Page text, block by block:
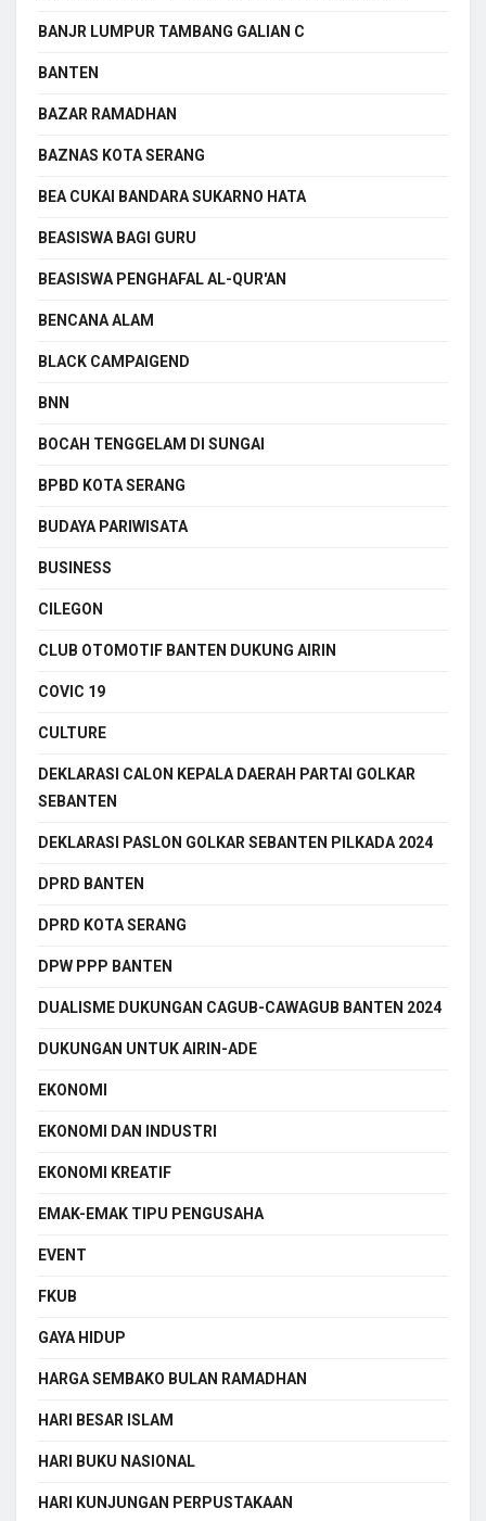
BANJR LUMPUR TAMBANG GALIAN C
BANTEN
BAZAR RAMADHAN
BAZNAS KOTA SERANG
BEA CUKAI BANDARA SUKARNO HATA
BEASISWA BAGI GURU
BEASISWA PENGHAFAL AL-QUR'AN
BENCANA ALAM
BLACK CAMPAIGEND
BNN
BOCAH TENGGELAM DI SUNGAI
BPBD KOTA SERANG
BUDAYA PARIWISATA
BUSINESS
CILEGON
CLUB OTOMOTIF BANTEN DUKUNG AIRIN
COVIC 19
CULTURE
DEKLARASI CALON KEPALA DAERAH PARTAI GOLKAR
SEBANTEN
DEKLARASI PASLON GOLKAR SEBANTEN PILKADA 2024
DPRD BANTEN
DPRD KOTA SERANG
DPW PPP BANTEN
DUALISME DUKUNGAN CAGUB-CAWAGUB BANTEN 2024
DUKUNGAN UNTUK AIRIN-ADE
EKONOMI
EKONOMI DAN INDUSTRI
EKONOMI KREATIF
EMAK-EMAK TIPU PENGUSAHA
EVENT
FKUB
GAYA HIDUP
HARGA SEMBAKO BULAN RAMADHAN
HARI BESAR ISLAM
HARI BUKU NASIONAL
HARI KUNJUNGAN PERPUSTAKAAN